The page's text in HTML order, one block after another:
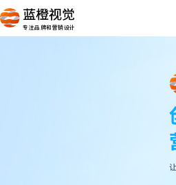
专注品牌和营销设计